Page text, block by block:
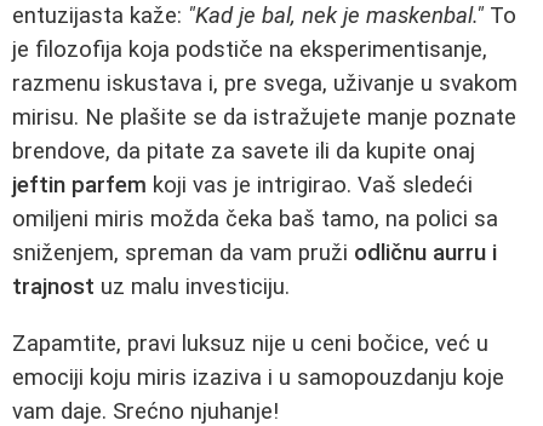
entuzijasta kaže: "Kad je bal, nek je maskenbal." To
je filozofija koja podstiče na eksperimentisanje,
razmenu iskustava i, pre svega, uživanje u svakom
mirisu. Ne plašite se da istražujete manje poznate
brendove, da pitate za savete ili da kupite onaj
jeftin parfem koji vas je intrigirao. Vaš sledeći
omiljeni miris možda čeka baš tamo, na polici sa
sniženjem, spreman da vam pruži odličnu aurru i
trajnost uz malu investiciju.
Zapamtite, pravi luksuz nije u ceni bočice, već u
emociji koju miris izaziva i u samopouzdanju koje
vam daje. Srećno njuhanje!